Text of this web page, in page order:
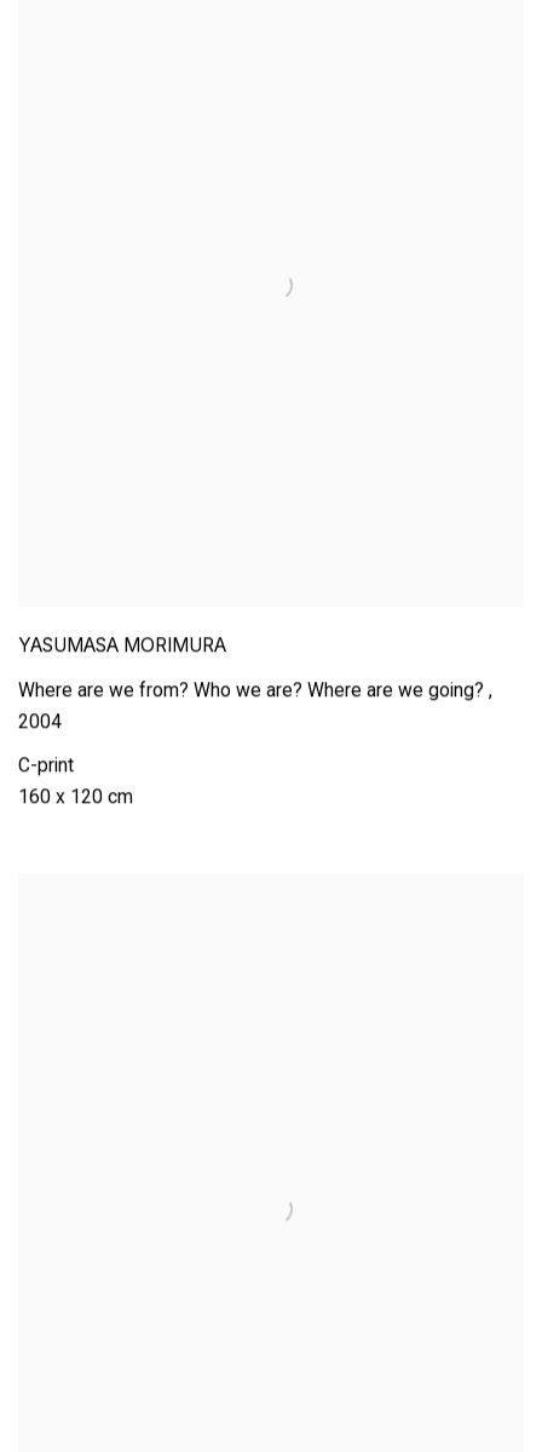
YASUMASA MORIMURA
Where are we from? Who we are? Where are we going? ,
2004
C-print
160 x 120 cm